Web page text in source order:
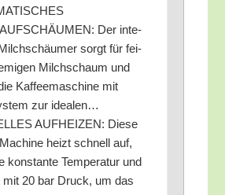
Der inte­
sorgt für fei­
Milch­schaum und
Kaf­fee­ma­schi­ne mit
zur idealen…
AUFHEIZEN: Die­se
heizt schnell auf,
kon­stan­te Tem­pe­ra­tur und
mit 20 bar Druck, um das